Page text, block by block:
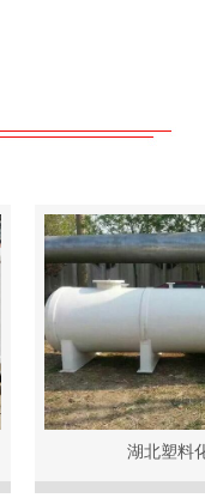
湖北塑料